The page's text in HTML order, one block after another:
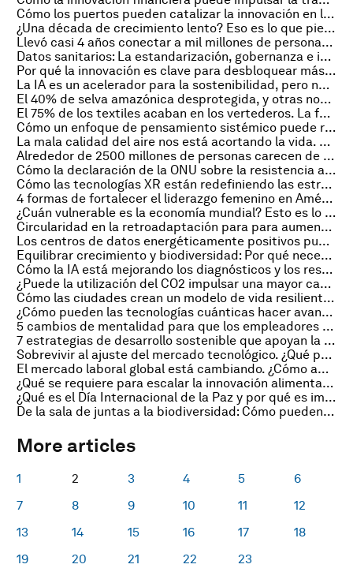
Cómo los puertos pueden catalizar la innovación en la economía azul
¿Una década de crecimiento lento? Eso es lo que piensa el economista jefe del Banco Mundial sobre las perspectivas económicas
Llevó casi 4 años conectar a mil millones de personas a servicios digitales vitales. ¿Cómo seguir avanzando en la era de la IA?
Datos sanitarios: La estandarización, gobernanza e intercambio pueden reducir la mortalidad global
Por qué la innovación es clave para desbloquear más inversión en capital natural
La IA es un acelerador para la sostenibilidad, pero no es una bala de plata
El 40% de selva amazónica desprotegida, y otras noticias sobre naturaleza y clima que debes leer
El 75% de los textiles acaban en los vertederos. La facilitación del comercio y la economía circular son la solución
Cómo un enfoque de pensamiento sistémico puede reimaginar la movilidad urbana
La mala calidad del aire nos está acortando la vida. Compartir los datos ayuda a cambiar eso
Alrededor de 2500 millones de personas carecen de acceso a Internet: Cómo la conectividad puede liberar su potencial
Cómo la declaración de la ONU sobre la resistencia a los antimicrobianos podría llevar al mundo en la dirección correcta
Cómo las tecnologías XR están redefiniendo las estrategias empresariales y climáticas
4 formas de fortalecer el liderazgo femenino en América Latina
¿Cuán vulnerable es la economía mundial? Esto es lo que dicen los principales economistas
Circularidad en la retroadaptación para para aumentar la eficiencia energética: Por qué es hora de actuar
Los centros de datos energéticamente positivos pueden liberar el potencial de la IA y transformar comunidades
Equilibrar crecimiento y biodiversidad: Por qué necesitamos coherencia política en las soluciones basadas en la naturaleza
Cómo la IA está mejorando los diagnósticos y los resultados terapéuticos, transformando la asistencia médica
¿Puede la utilización del CO2 impulsar una mayor captura de carbono?
Cómo las ciudades crean un modelo de vida resiliente y con cero emisiones netas
¿Cómo pueden las tecnologías cuánticas hacer avanzar la agenda de la sostenibilidad?
5 cambios de mentalidad para que los empleadores aborden la obesidad y el bienestar en el lugar de trabajo
7 estrategias de desarrollo sostenible que apoyan la transición hacia una economía positiva para la naturaleza
Sobrevivir al ajuste del mercado tecnológico. ¿Qué pueden aprender de Europa los inversores de capital de riesgo de todo el mundo?
El mercado laboral global está cambiando. ¿Cómo aprovechar las oportunidades de la transición?
¿Qué se requiere para escalar la innovación alimentaria?
¿Qué es el Día Internacional de la Paz y por qué es importante?
De la sala de juntas a la biodiversidad: Cómo pueden los directivos promover un mundo positivo para la naturaleza
More articles
1 2 3 4 5
6
7
8 9 10 11
12
13
14 15 16 17
18
19
20 21 22 23